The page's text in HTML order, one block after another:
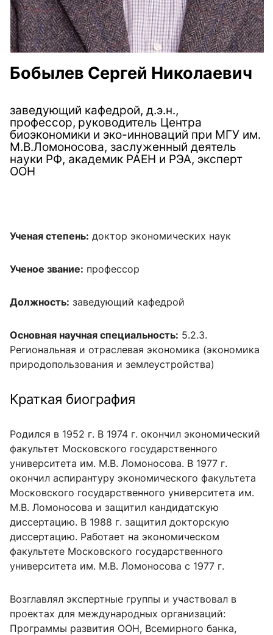
Бобылев Сергей Николаевич
заведующий кафедрой, д.э.н.,
профессор, руководитель Центра
биоэкономики и эко-инноваций при МГУ им.
М.В.Ломоносова, заслуженный деятель
науки РФ, академик РАЕН и РЭА, эксперт
ООН
Ученая степень: доктор экономических наук
Ученое звание: профессор
Должность: заведующий кафедрой
Основная научная специальность: 5.2.3.
Региональная и отраслевая экономика (экономика
природопользования и землеустройства)
Краткая биография
Родился в 1952 г. В 1974 г. окончил экономический
факультет Московского государственного
университета им. М.В. Ломоносова. В 1977 г.
окончил аспирантуру экономического факультета
Московского государственного университета им.
М.В. Ломоносова и защитил кандидатскую
диссертацию. В 1988 г. защитил докторскую
диссертацию. Работает на экономическом
факультете Московского государственного
университета им. М.В. Ломоносова с 1977 г.
Возглавлял экспертные группы и участвовал в
проектах для международных организаций:
Программы развития ООН, Всемирного банка,